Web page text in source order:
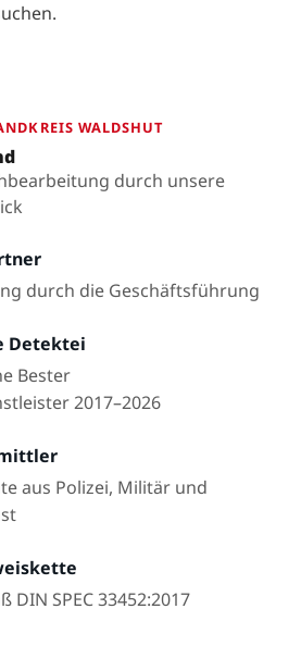
WALDSHUT
durch unsere
durch die Geschäftsführung
Detektei
Bester
2017–2026
aus Polizei, Militär und
SPEC 33452:2017